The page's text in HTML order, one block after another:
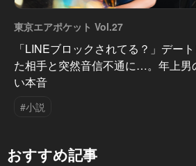
東京エアポケット Vol.27
「LINEブロックされてる？」デー
た相手と突然音信不通に…。年上男
い本音
#小説
おすすめ記事